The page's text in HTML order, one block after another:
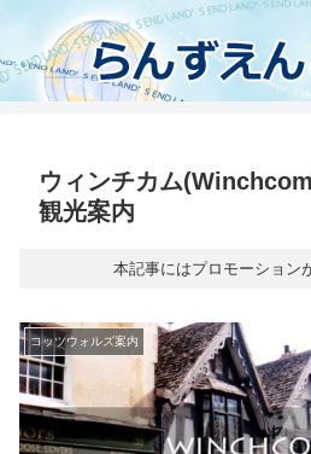
ウィンチカム
観光案内
本記事にはプロモーション
コッツウォルズ案内